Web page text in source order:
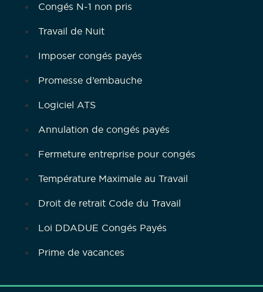
Congés N-1 non pris
Travail de Nuit
Imposer congés payés
Promesse d’embauche
Logiciel ATS
Annulation de congés payés
Fermeture entreprise pour congés
Température Maximale au Travail
Droit de retrait Code du Travail
Loi DDADUE Congés Payés
Prime de vacances